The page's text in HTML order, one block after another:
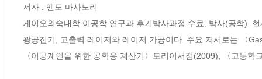
저자 : 엔도 마사노리
게이오의숙대학 이공학 연구과 후기박사과정 수료, 박사(공학).
광공진기, 고출력 레이저와 레이저 가공이다. 주요 저서로는 〈
〈이공계인을 위한 공학용 계산기〉토리이서점(2009), 〈고등